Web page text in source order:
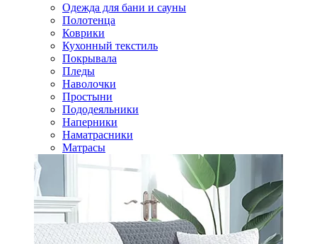
Одежда для бани и сауны
Полотенца
Коврики
Кухонный текстиль
Покрывала
Пледы
Наволочки
Простыни
Пододеяльники
Наперники
Наматрасники
Матрасы